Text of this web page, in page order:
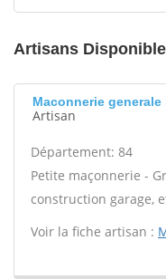
Artisans
Maconnerie
Artisan
Département: 84
Petite maçonnerie -
construction garage,
Voir la fiche artisan :